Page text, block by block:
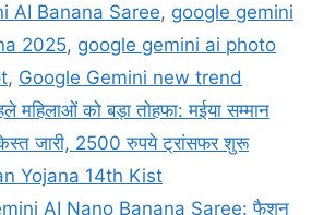
AI Banana Saree, google gemini
2025, google gemini ai photo
, Google Gemini new trend
महिलाओं को बड़ा तोहफा: मईया सम्मान
जारी, 2500 रुपये ट्रांसफर शुरू
Yojana 14th Kist
AI Nano Banana Saree: फैशन